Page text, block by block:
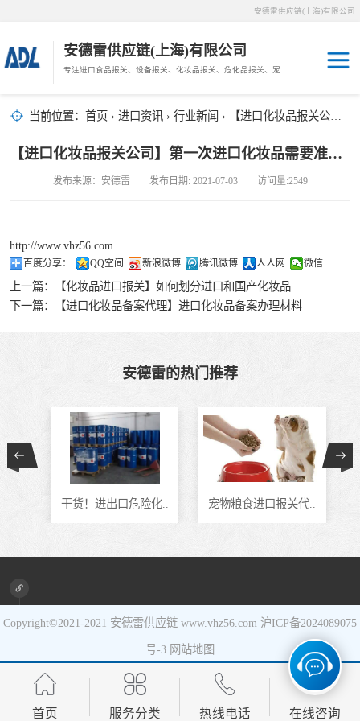
安德雷供应链(上海)有限公司
安德雷供应链(上海)有限公司
当前位置： 首页 › 进口资讯 › 行业新闻 › 【进口化妆品报关公司】第一次进口化妆品需要准备哪些材料
【进口化妆品报关公司】第一次进口化妆品需要准备哪些材料
发布来源：安德雷 发布日期: 2021-07-03 访问量:2549
http://www.vhz56.com
百度分享： QQ空间 新浪微博 腾讯微博 人人网 微信
上一篇：
【化妆品进口报关】如何划分进口和国产化妆品
下一篇：
【进口化妆品备案代理】进口化妆品备案办理材料
安德雷的热门推荐
干货！进出口危险化.. 宠物粮食进口报关代..
Copyright©2021-2021 安德雷供应链 www.vhz56.com 沪ICP备2024089075
号-3 网站地图
首页 服务分类 热线电话 在线咨询
其他报关
海鲜进口
宠物粮进口
危化品进口
木材报关
药材报关
汽车/游艇报关